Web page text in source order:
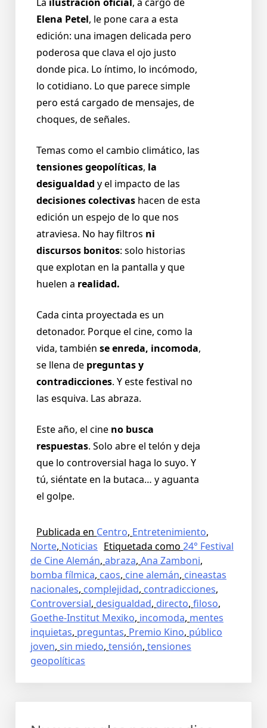
La ilustración oficial, a cargo de
Elena Petel, le pone cara a esta
edición: una imagen delicada pero
poderosa que clava el ojo justo
donde pica. Lo íntimo, lo incómodo,
lo cotidiano. Lo que parece simple
pero está cargado de mensajes, de
choques, de señales.
Temas como el cambio climático, las
tensiones geopolíticas, la
desigualdad y el impacto de las
decisiones colectivas hacen de esta
edición un espejo de lo que nos
atraviesa. No hay filtros ni
discursos bonitos: solo historias
que explotan en la pantalla y que
huelen a realidad.
Cada cinta proyectada es un
detonador. Porque el cine, como la
vida, también se enreda, incomoda,
se llena de preguntasy
contradicciones. Y este festival no
las esquiva. Las abraza.
Este año, el cine no busca
respuestas. Solo abre el telón y deja
que lo controversial haga lo suyo. Y
tú, siéntate en la butaca… y aguanta
el golpe.
Publicada en Centro, Entretenimiento,
Norte, Noticias Etiquetada como 24° Festival
de Cine Alemán, abraza, Ana Zamboni,
bomba fílmica, caos, cine alemán, cineastas
nacionales, complejidad, contradicciones,
Controversial, desigualdad, directo, filoso,
Goethe-Institut Mexiko, incomoda, mentes
inquietas, preguntas, Premio Kino, público
joven, sin miedo, tensión, tensiones
geopolíticas